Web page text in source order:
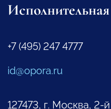
+7 (495) 247 4777
id@opora.ru
127473, г. Москва, 2-